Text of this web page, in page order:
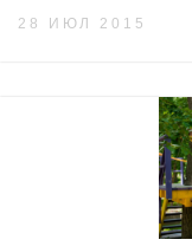
28 ИЮЛ 2015